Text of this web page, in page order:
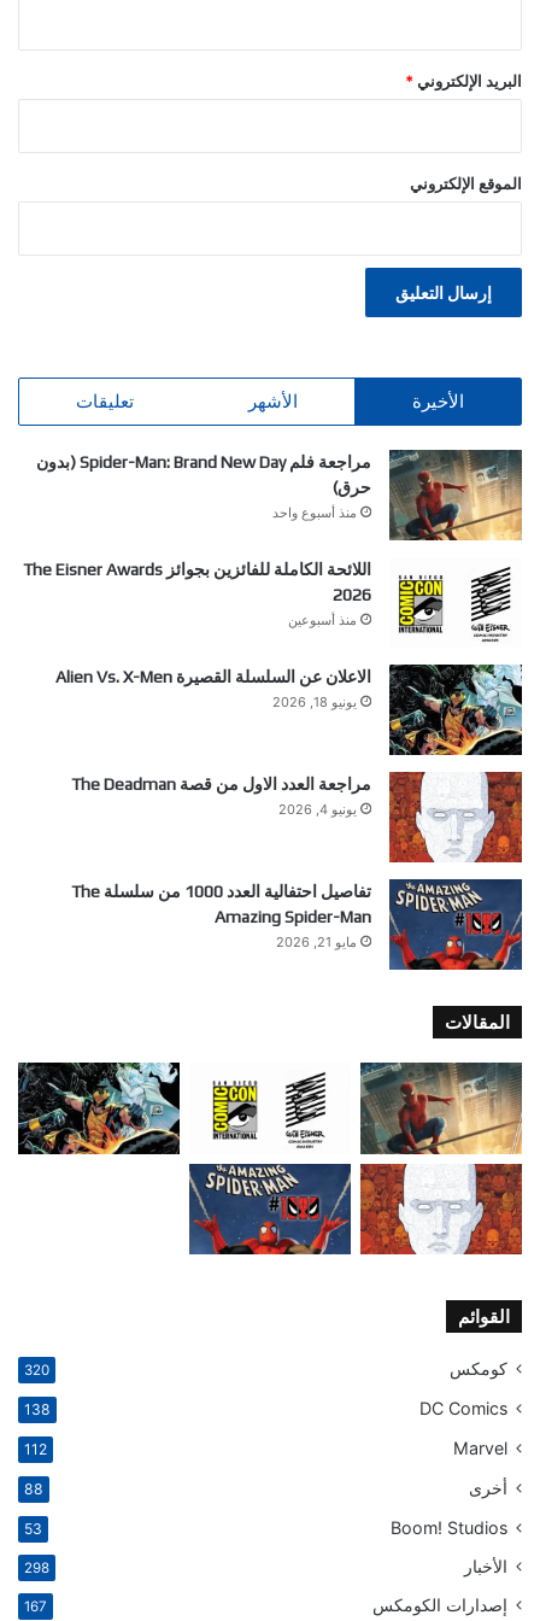
البريد الإلكتروني *
الموقع الإلكتروني
الأخيرة الأشهر تعليقات
مراجعة فلم Spider-Man: Brand New Day (بدون
حرق)
منذ أسبوع واحد
اللائحة الكاملة للفائزين بجوائز The Eisner Awards
2026
منذ أسبوعين
الاعلان عن السلسلة القصيرة Alien Vs. X-Men
يونيو 18, 2026
مراجعة العدد الاول من قصة The Deadman
يونيو 4, 2026
تفاصيل احتفالية العدد 1000 من سلسلة The
Amazing Spider-Man
مايو 21, 2026
المقالات
القوائم
كومكس 320
DC Comics
138
Marvel
112
أخرى 88
Boom! Studios
53
الأخبار 298
إصدارات الكومكس 167